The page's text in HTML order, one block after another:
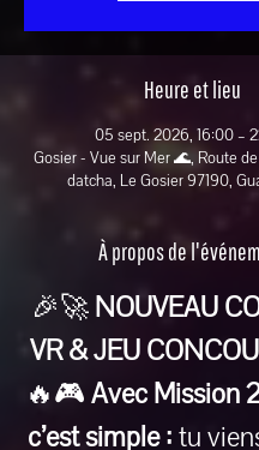
Heure et lieu
05 sept. 2026, 16:00 –
Gosier - Vue sur Mer 🌊, Route
datcha, Le Gosier 97190,
À propos de
🎉🚀 NOUVEAU
VR & JEU
🔥🎮 Avec Mission
c’est simple : tu